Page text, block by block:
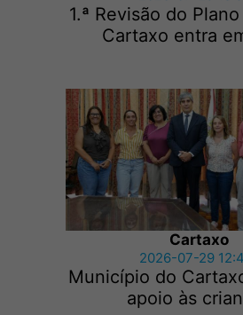
1.ª Revisão do
Cartaxo entra
Cartaxo
2026-07-29
Município do
apoio às